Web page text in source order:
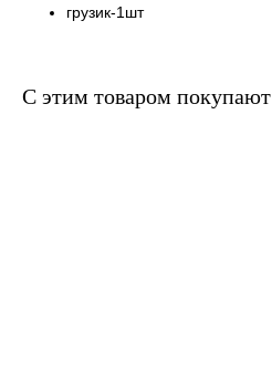
грузик-1шт
С этим товаром покупают